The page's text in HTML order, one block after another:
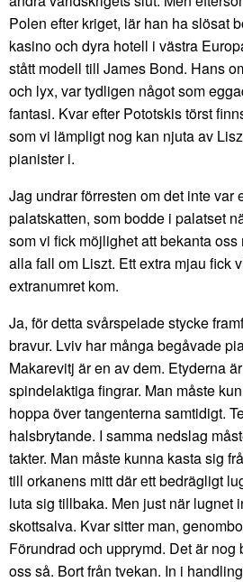
Polen efter kriget, lär han ha slösat
kasino och dyra hotell i västra
stått modell till James Bond. Hans
och lyx, var tydligen något som
fantasi. Kvar efter Pototskis törst
som vi lämpligt nog kan njuta av
pianister i.
Jag undrar förresten om det inte var
palatskatten, som bodde i palatset
som vi fick möjlighet att bekanta
alla fall om Liszt. Ett extra mjau fick
extranumret kom.
Ja, för detta svårspelade stycke
bravur. Lviv har många begåvade
Makarevitj är en av dem. Etyderna
spindelaktiga fingrar. Man måste
hoppa över tangenterna samtidigt.
halsbrytande. I samma nedslag
takter. Man måste kunna kasta sig
till orkanens mitt där ett bedrägligt
luta sig tillbaka. Men just när lugnet
skottsalva. Kvar sitter man,
Förundrad och upprymd. Det är nog
oss så. Bort från tvekan. In i